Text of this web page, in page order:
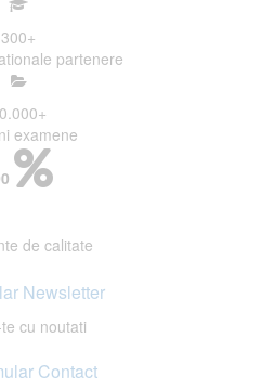
300+
partenere
+
examene
de calitate
Newsletter
cu noutati
Contact